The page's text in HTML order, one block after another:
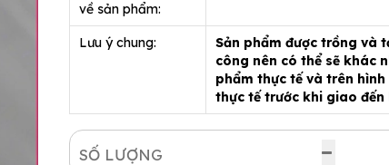
về sản phẩm:
Lưu ý chung:
Sản phẩm được trồng và
công nên có thể sẽ khác
phẩm thực tế và trên
thực tế trước khi giao
SỐ LƯỢNG